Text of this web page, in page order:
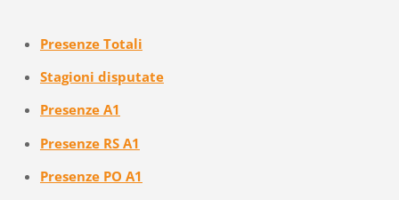
Presenze Totali
Stagioni disputate
Presenze A1
Presenze RS A1
Presenze PO A1